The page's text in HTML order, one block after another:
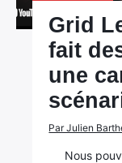
Grid
fait
une
Par Julien
Nous